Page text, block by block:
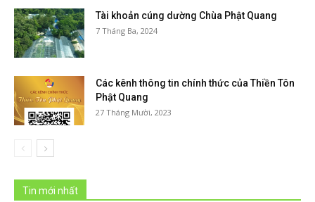
Tài khoản cúng dường Chùa Phật Quang
7 Tháng Ba, 2024
Các kênh thông tin chính thức của Thiền Tôn
Phật Quang
27 Tháng Mười, 2023
Tin mới nhất